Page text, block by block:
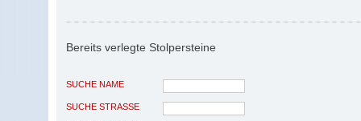
Bereits verlegte Stolpersteine
SUCHE NAME
SUCHE STRASSE